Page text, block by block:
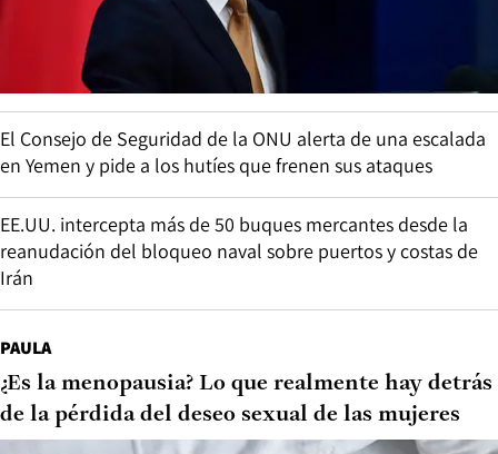
El Consejo de Seguridad de la ONU alerta de una escalada
en Yemen y pide a los hutíes que frenen sus ataques
EE.UU. intercepta más de 50 buques mercantes desde la
reanudación del bloqueo naval sobre puertos y costas de
Irán
PAULA
¿Es la menopausia? Lo que realmente hay detrás
de la pérdida del deseo sexual de las mujeres